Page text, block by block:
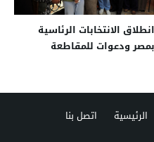
انطلاق الانتخابات الرئاسية
بمصر ودعوات للمقاطعة
الرئيسية
اتصل بنا